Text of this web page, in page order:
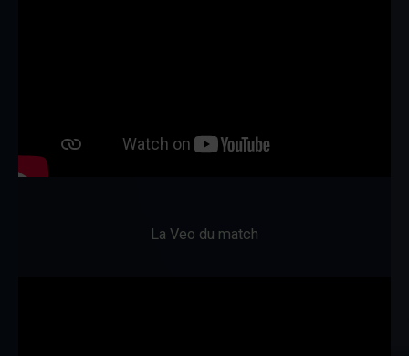
La Veo du match